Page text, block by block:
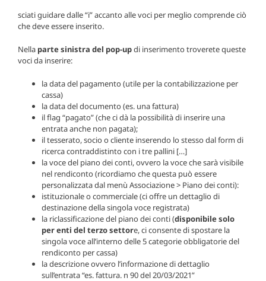
sciati guidare dalle “i” accanto alle voci per meglio comprende ciò
che deve essere inserito.
Nella parte sinistra del pop-updi inserimento troverete queste
voci da inserire:
la data del pagamento (utile per la contabilizzazione per
cassa)
la data del documento (es. una fattura)
il flag “pagato” (che ci dà la possibilità di inserire una
entrata anche non pagata);
il tesserato, socio o cliente inserendo lo stesso dal form di
ricerca contraddistinto con i tre pallini […]
la voce del piano dei conti, ovvero la voce che sarà visibile
nel rendiconto (ricordiamo che questa può essere
personalizzata dal menù Associazione > Piano dei conti):
istituzionale o commerciale (ci offre un dettaglio di
destinazione della singola voce registrata)
la riclassificazione del piano dei conti (disponibile solo
per enti del terzo settore, ci consente di spostare la
singola voce all’interno delle 5 categorie obbligatorie del
rendiconto per cassa)
la descrizione ovvero l’informazione di dettaglio
sull’entrata “es. fattura. n 90 del 20/03/2021”